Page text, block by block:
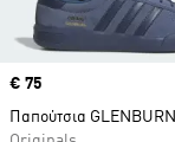
Price
€ 75
Παπούτσια GLENBURN